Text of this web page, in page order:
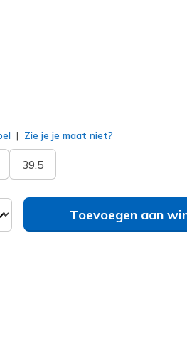
Zie je je maat niet?
39.5
Toevoegen aan